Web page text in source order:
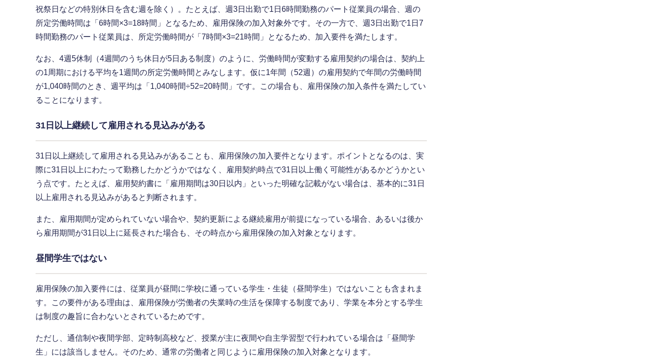
祝祭日などの特別休日を含む週を除く）。たとえば、週3日出勤で1日6時間勤務のパート従業員の場合、週の
所定労働時間は「6時間×3=18時間」となるため、雇用保険の加入対象外です。その一方で、週3日出勤で1日7
時間勤務のパート従業員は、所定労働時間が「7時間×3=21時間」となるため、加入要件を満たします。
なお、4週5休制（4週間のうち休日が5日ある制度）のように、労働時間が変動する雇用契約の場合は、契約上
の1周期における平均を1週間の所定労働時間とみなします。仮に1年間（52週）の雇用契約で年間の労働時間
が1,040時間のとき、週平均は「1,040時間÷52=20時間」です。この場合も、雇用保険の加入条件を満たしてい
ることになります。
31日以上継続して雇用される見込みがある
31日以上継続して雇用される見込みがあることも、雇用保険の加入要件となります。ポイントとなるのは、実
際に31日以上にわたって勤務したかどうかではなく、雇用契約時点で31日以上働く可能性があるかどうかとい
う点です。たとえば、雇用契約書に「雇用期間は30日以内」といった明確な記載がない場合は、基本的に31日
以上雇用される見込みがあると判断されます。
また、雇用期間が定められていない場合や、契約更新による継続雇用が前提になっている場合、あるいは後か
ら雇用期間が31日以上に延長された場合も、その時点から雇用保険の加入対象となります。
昼間学生ではない
雇用保険の加入要件には、従業員が昼間に学校に通っている学生・生徒（昼間学生）ではないことも含まれま
す。この要件がある理由は、雇用保険が労働者の失業時の生活を保障する制度であり、学業を本分とする学生
は制度の趣旨に合わないとされているためです。
ただし、通信制や夜間学部、定時制高校など、授業が主に夜間や自主学習型で行われている場合は「昼間学
生」には該当しません。そのため、通常の労働者と同じように雇用保険の加入対象となります。